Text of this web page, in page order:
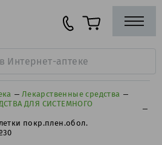
Лекарственные средства
ДЛЯ СИСТЕМНОГО
покр.плен.обол.